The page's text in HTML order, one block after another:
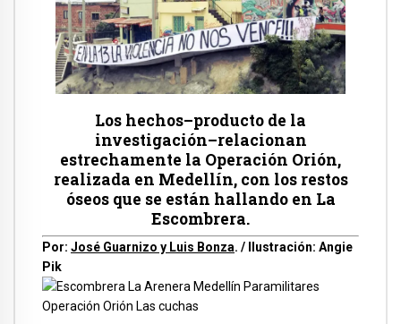
Los hechos–producto de la
investigación–relacionan
estrechamente la Operación Orión,
realizada en Medellín, con los restos
óseos que se están hallando en La
Escombrera.
Por: José Guarnizo y Luis Bonza. / Ilustración: Angie
Pik